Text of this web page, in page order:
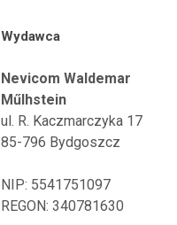
Wydawca
Nevicom Waldemar
Műlhstein
ul. R. Kaczmarczyka 17
85-796 Bydgoszcz
NIP: 5541751097
REGON: 340781630